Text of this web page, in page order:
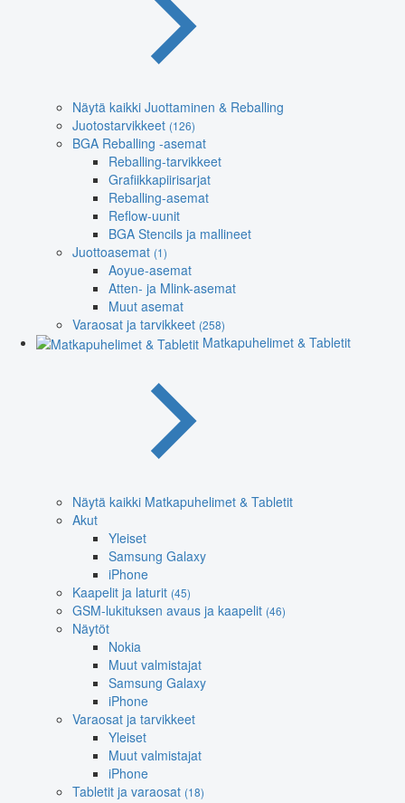
Näytä kaikki Juottaminen & Reballing
Juotostarvikkeet (126)
BGA Reballing -asemat
Reballing-tarvikkeet
Grafiikkapiirisarjat
Reballing-asemat
Reflow-uunit
BGA Stencils ja mallineet
Juottoasemat (1)
Aoyue-asemat
Atten- ja Mlink-asemat
Muut asemat
Varaosat ja tarvikkeet (258)
Matkapuhelimet & Tabletit
Näytä kaikki Matkapuhelimet & Tabletit
Akut
Yleiset
Samsung Galaxy
iPhone
Kaapelit ja laturit (45)
GSM-lukituksen avaus ja kaapelit (46)
Näytöt
Nokia
Muut valmistajat
Samsung Galaxy
iPhone
Varaosat ja tarvikkeet
Yleiset
Muut valmistajat
iPhone
Tabletit ja varaosat (18)